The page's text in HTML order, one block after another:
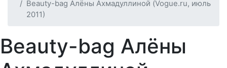
Beauty-bag Алёны Ахмадуллиной (Vogue.ru, июль
2011)
Beauty-bag Алёны